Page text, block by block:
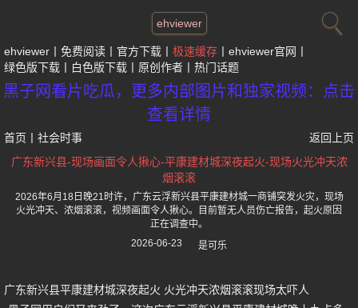
ehviewer
ehviewer 免费阅读 官方下载 极速缓存
ehviewer官网
绿色版下载
白色版下载 原创作者 热门话题
黑子网看片吃瓜，更多内部图片和独家视频：点击
查看详情
首页 社会时事
返回上页
广东新兴县-现场画面令人揪心-平康建材城深夜起火-现场火光冲天浓
烟滚滚
2026年6月18日晚21时许，广东云浮新兴县平康建材城一商铺突发火灾，现场
火光冲天、浓烟滚滚，视频画面令人揪心。目前暂无人员伤亡报告，起火原因
正在调查中。
2026-06-23
是可乐
广东新兴县平康建材城深夜起火 火光冲天浓烟滚滚现场太吓人